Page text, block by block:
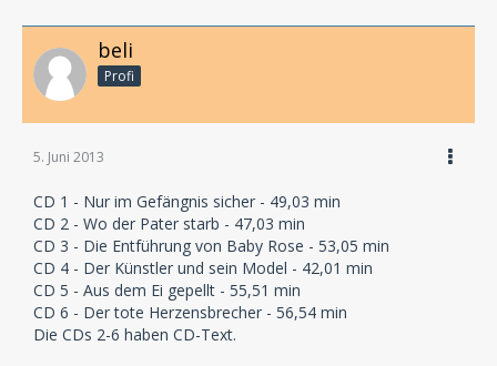
beli
Profi
5. Juni 2013
CD 1 - Nur im Gefängnis sicher - 49,03 min
CD 2 - Wo der Pater starb - 47,03 min
CD 3 - Die Entführung von Baby Rose - 53,05 min
CD 4 - Der Künstler und sein Model - 42,01 min
CD 5 - Aus dem Ei gepellt - 55,51 min
CD 6 - Der tote Herzensbrecher - 56,54 min
Die CDs 2-6 haben CD-Text.